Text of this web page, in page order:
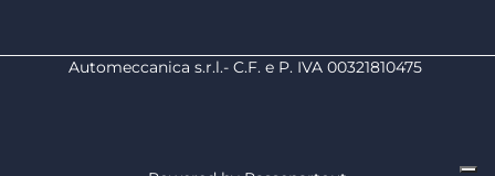
Automeccanica s.r.l.- C.F. e P. IVA 00321810475